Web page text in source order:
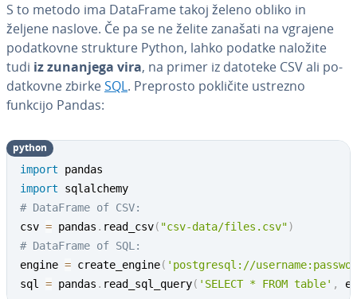
S to metodo ima DataFrame takoj želeno obliko in
željene naslove. Če pa se ne želite zanašati na vgrajene
po­dat­kov­ne strukture Python, lahko podatke naložite
tudi iz zunanjega vira, na primer iz datoteke CSV ali po­
dat­kov­ne zbirkeSQL. Preprosto pokličite ustrezno
funkcijo Pandas:
import
import
# DataFrame of CSV:
csv = pandas . read_csv( "csv-data/files.csv")
# DataFrame of SQL:
engine = create_engine( 'postgresql://
sql = pandas . read_sql_query( 'SELECT * FROM table' ,
python